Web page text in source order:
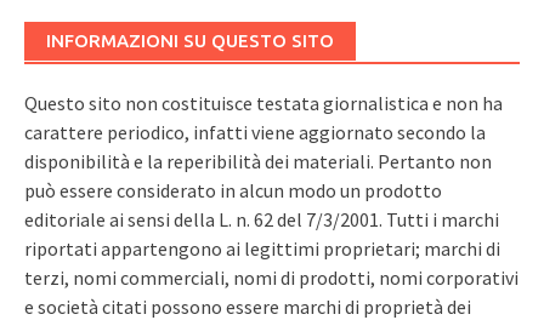
INFORMAZIONI SU QUESTO SITO
Questo sito non costituisce testata giornalistica e non ha
carattere periodico, infatti viene aggiornato secondo la
disponibilità e la reperibilità dei materiali. Pertanto non
può essere considerato in alcun modo un prodotto
editoriale ai sensi della L. n. 62 del 7/3/2001. Tutti i marchi
riportati appartengono ai legittimi proprietari; marchi di
terzi, nomi commerciali, nomi di prodotti, nomi corporativi
e società citati possono essere marchi di proprietà dei